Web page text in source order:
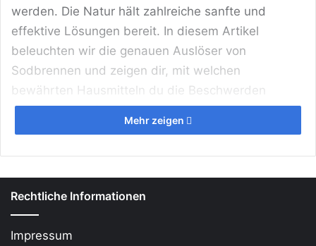
werden. Die Natur hält zahlreiche sanfte und
effektive Lösungen bereit. In diesem Artikel
beleuchten wir die genauen Auslöser von
Sodbrennen und zeigen dir, mit welchen
bewährten Hausmitteln du die Beschwerden
schnell und auf natürliche Weise lindern kannst.
Erfahre jetzt, wie du dein Wohlbefinden im Alltag
Ursache Nummer eins:
Mehr zeigen
Rechtliche Informationen
Impressum